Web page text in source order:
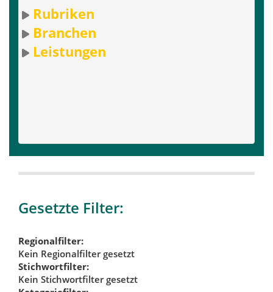
Rubriken
Branchen
Leistungen
Gesetzte Filter:
Regionalfilter:
Kein Regionalfilter gesetzt
Stichwortfilter:
Kein Stichwortfilter gesetzt